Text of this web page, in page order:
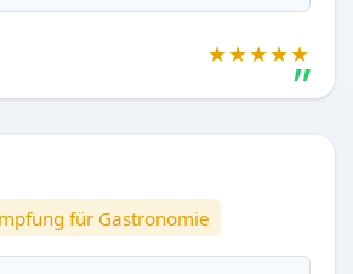
★★★★★
für Gastronomie